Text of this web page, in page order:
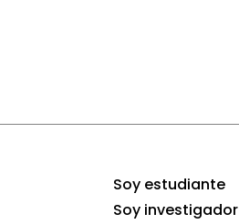
Soy estudiante
Soy investigador